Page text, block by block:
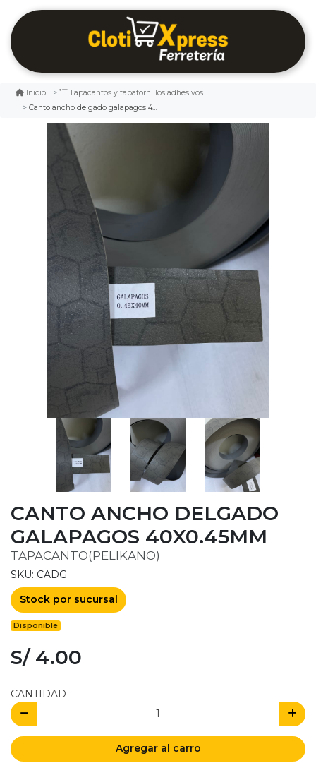
Inicio
Tapacantos y tapatornillos adhesivos
Canto ancho delgado galapagos 40x0.45mm
CANTO ANCHO DELGADO
GALAPAGOS 40X0.45MM
TAPACANTO(PELIKANO)
SKU: CADG
Stock por sucursal
Disponible
S/ 4.00
CANTIDAD
Agregar al carro